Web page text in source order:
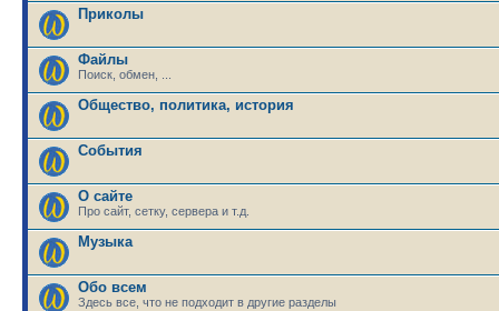
Приколы
Файлы
Поиск, обмен, ...
Общество, политика, история
События
О сайте
Про сайт, сетку, сервера и т.д.
Музыка
Обо всем
Здесь все, что не подходит в другие разделы